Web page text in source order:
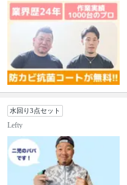
水回り3点セット
Lefty